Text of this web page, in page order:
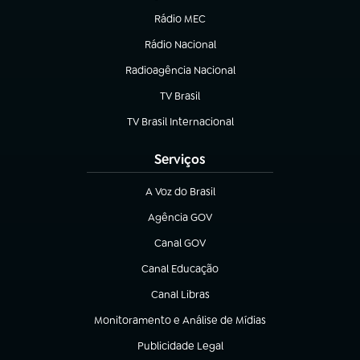
Rádio MEC
Rádio Nacional
(abre em nova aba)
Radioagência Nacional
(abre em nova aba)
TV Brasil
(abre em nova aba)
TV Brasil Internacional
(abre em nova aba)
Serviços
A Voz do Brasil
(abre em nova aba)
Agência GOV
(abre em nova aba)
Canal GOV
(abre em nova aba)
Canal Educação
(abre em nova aba)
Canal Libras
(abre em nova aba)
Monitoramento e Análise de Mídias
(abre em nova aba)
Publicidade Legal
(abre em nova aba)